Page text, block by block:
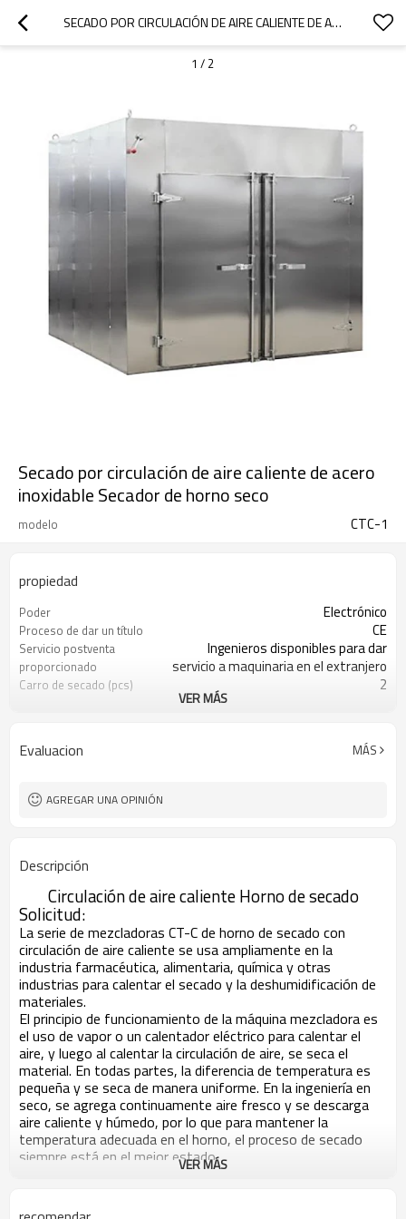
SECADO POR CIRCULACIÓN DE AIRE CALIENTE DE ACERO INOXIDABLE SECADOR DE HORNO SECO
1 / 2
Secado por circulación de aire caliente de acero
inoxidable Secador de horno seco
modelo CTC-1
propiedad
Poder Electrónico
Proceso de dar un título CE
Servicio postventa
proporcionado
Ingenieros disponibles para dar
servicio a maquinaria en el extranjero
Carro de secado (pcs) 2
VER MÁS
Evaluacion MÁS
AGREGAR UNA OPINIÓN
Descripción
Circulación de aire calienteHorno de secado
Solicitud:
La serie de mezcladoras CT-C de horno de secado con
circulación de aire caliente se usa ampliamente en la
industria farmacéutica, alimentaria, química y otras
industrias para calentar el secado y la deshumidificación de
materiales.
El principio de funcionamiento de la máquina mezcladora es
el uso de vapor o un calentador eléctrico para calentar el
aire, y luego al calentar la circulación de aire, se seca el
material. En todas partes, la diferencia de temperatura es
pequeña y se seca de manera uniforme. En la ingeniería en
seco, se agrega continuamente aire fresco y se descarga
aire caliente y húmedo, por lo que para mantener la
temperatura adecuada en el horno, el proceso de secado
siempre está en el mejor estado.
electricidad y vapor eléctrico.
VER MÁS